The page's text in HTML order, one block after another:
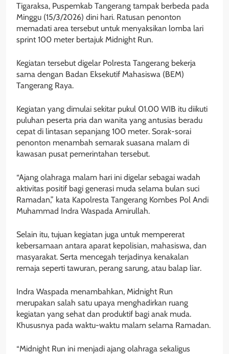
Tigaraksa, Puspemkab Tangerang tampak berbeda pada
Minggu (15/3/2026) dini hari. Ratusan penonton
memadati area tersebut untuk menyaksikan lomba lari
sprint 100 meter bertajuk Midnight Run.
Kegiatan tersebut digelar Polresta Tangerang bekerja
sama dengan Badan Eksekutif Mahasiswa (BEM)
Tangerang Raya.
Kegiatan yang dimulai sekitar pukul 01.00 WIB itu diikuti
puluhan peserta pria dan wanita yang antusias beradu
cepat di lintasan sepanjang 100 meter. Sorak-sorai
penonton menambah semarak suasana malam di
kawasan pusat pemerintahan tersebut.
“Ajang olahraga malam hari ini digelar sebagai wadah
aktivitas positif bagi generasi muda selama bulan suci
Ramadan,” kata Kapolresta Tangerang Kombes Pol Andi
Muhammad Indra Waspada Amirullah.
Selain itu, tujuan kegiatan juga untuk mempererat
kebersamaan antara aparat kepolisian, mahasiswa, dan
masyarakat. Serta mencegah terjadinya kenakalan
remaja seperti tawuran, perang sarung, atau balap liar.
Indra Waspada menambahkan, Midnight Run
merupakan salah satu upaya menghadirkan ruang
kegiatan yang sehat dan produktif bagi anak muda.
Khususnya pada waktu-waktu malam selama Ramadan.
“Midnight Run ini menjadi ajang olahraga sekaligus